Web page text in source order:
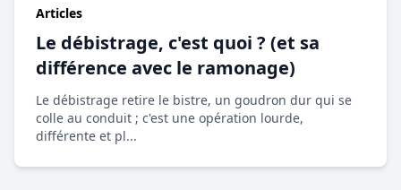
Articles
Le débistrage, c'est quoi ? (et sa
différence avec le ramonage)
Le débistrage retire le bistre, un goudron dur qui se
colle au conduit ; c'est une opération lourde,
différente et pl...